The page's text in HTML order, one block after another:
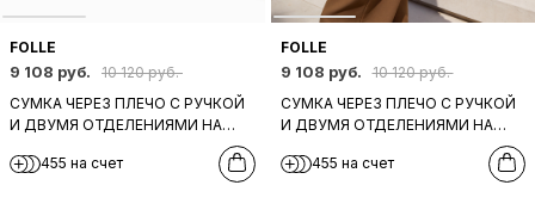
FOLLE
9 108 руб.
10 120 руб.
СУМКА ЧЕРЕЗ ПЛЕЧО С РУЧКОЙ
И ДВУМЯ ОТДЕЛЕНИЯМИ НА
НАТУРАЛЬНОЙ РЫЖЕ-
455 на счет
FOLLE
9 108 руб.
10 120 руб.
СУМКА ЧЕРЕЗ ПЛЕЧО С РУЧКОЙ
И ДВУМЯ ОТДЕЛЕНИЯМИ НА
НАТУРАЛЬНОЙ БЕЖЕВО-СЕРОЙ
455 на счет